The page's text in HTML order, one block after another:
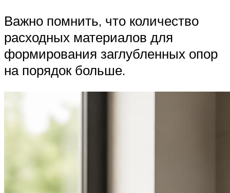
Важно помнить, что количество
расходных материалов для
формирования заглубленных опор
на порядок больше.